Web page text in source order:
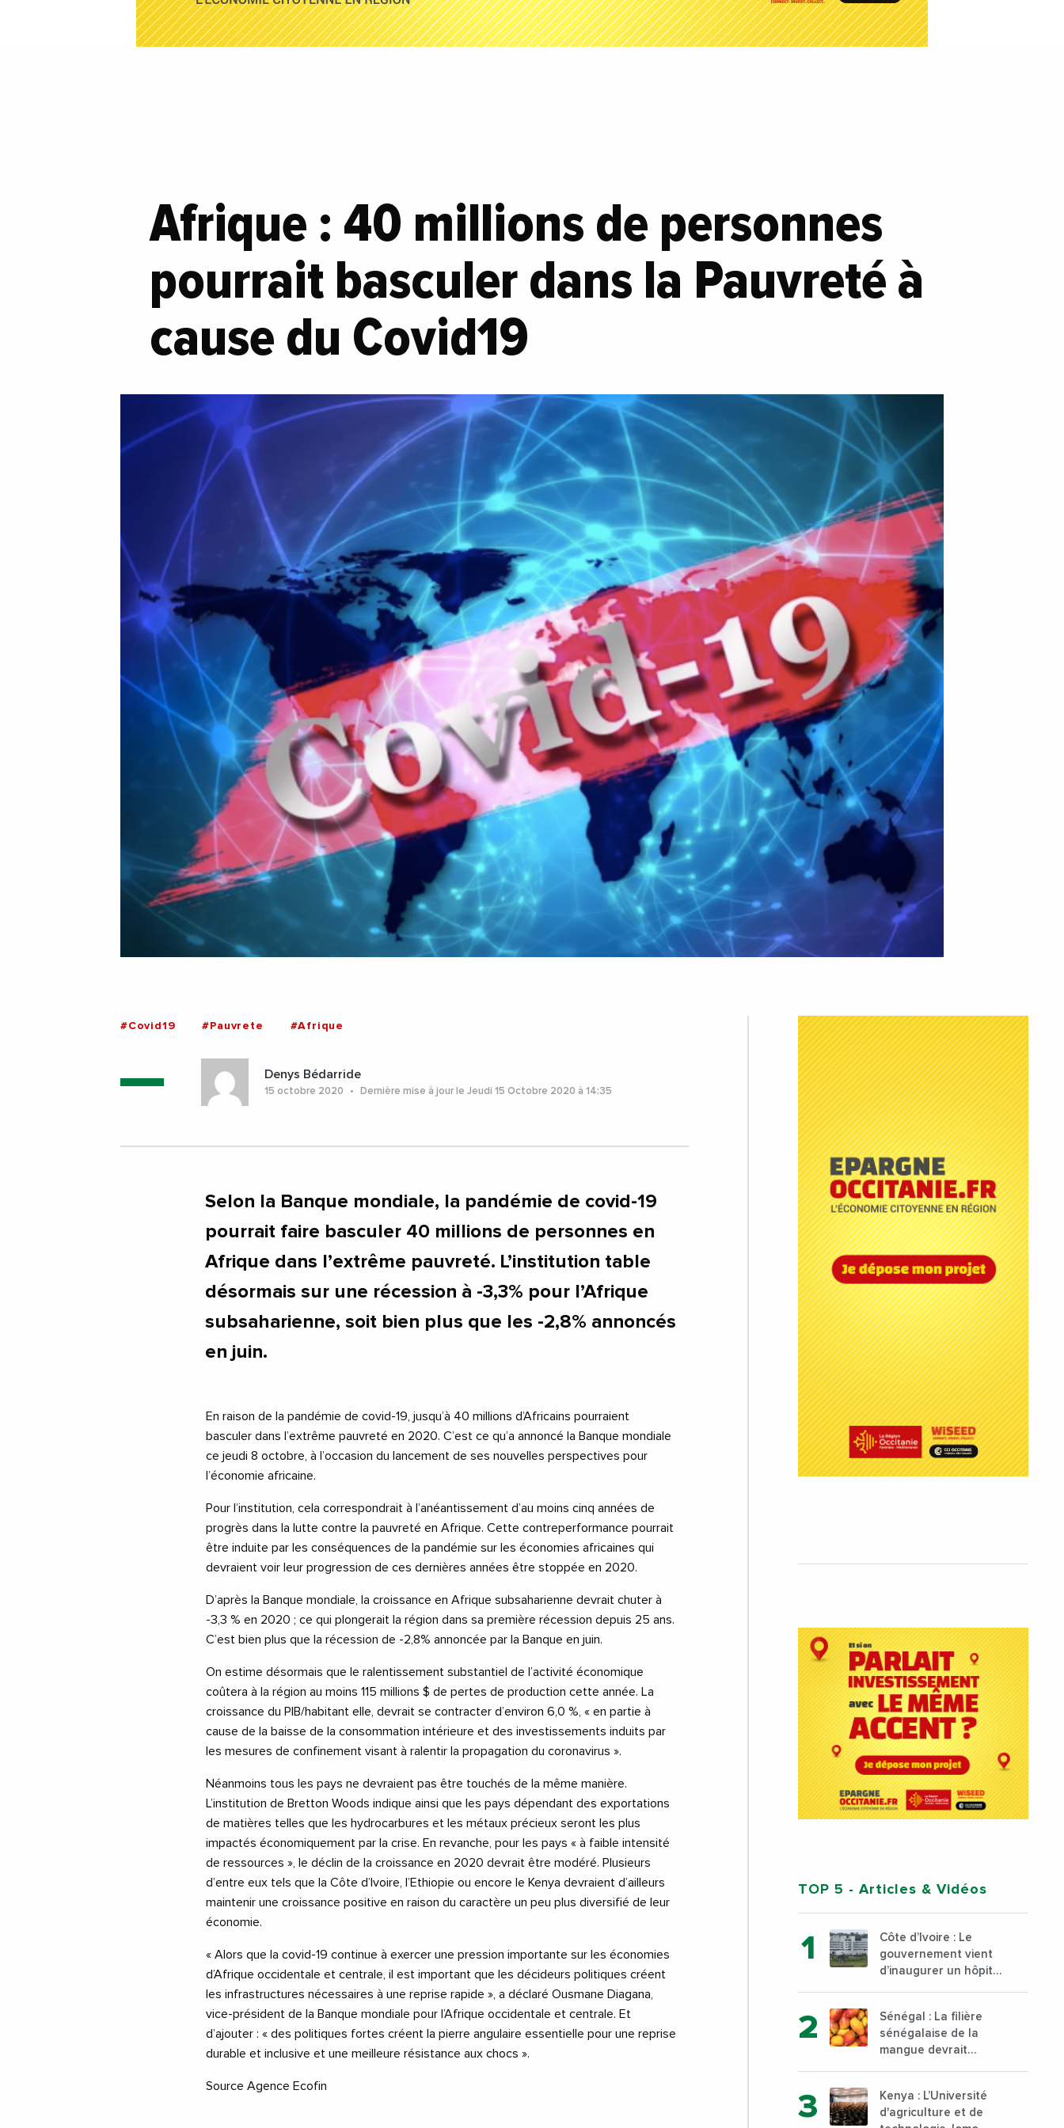
Afrique : 40 millions de personnes
pourrait basculer dans la Pauvreté à
cause du Covid19
#Covid19 #Pauvrete #Afrique
Denys Bédarride
15 octobre 2020 Dernière mise à jour le Jeudi 15 Octobre 2020 à 14:35
Selon la Banque mondiale, la pandémie de covid-19
pourrait faire basculer 40 millions de personnes en
Afrique dans l’extrême pauvreté. L’institution table
désormais sur une récession à -3,3% pour l’Afrique
subsaharienne, soit bien plus que les -2,8% annoncés
en juin.
En raison de la pandémie de covid-19, jusqu’à 40 millions d’Africains pourraient
basculer dans l’extrême pauvreté en 2020. C’est ce qu’a annoncé la Banque mondiale
ce jeudi 8 octobre, à l’occasion du lancement de ses nouvelles perspectives pour
l’économie africaine.
Pour l’institution, cela correspondrait à l’anéantissement d’au moins cinq années de
progrès dans la lutte contre la pauvreté en Afrique. Cette contreperformance pourrait
être induite par les conséquences de la pandémie sur les économies africaines qui
devraient voir leur progression de ces dernières années être stoppée en 2020.
D’après la Banque mondiale, la croissance en Afrique subsaharienne devrait chuter à
-3,3 % en 2020 ; ce qui plongerait la région dans sa première récession depuis 25 ans.
C’est bien plus que la récession de -2,8% annoncée par la Banque en juin.
On estime désormais que le ralentissement substantiel de l’activité économique
coûtera à la région au moins 115 millions $ de pertes de production cette année. La
croissance du PIB/habitant elle, devrait se contracter d’environ 6,0 %, « en partie à
cause de la baisse de la consommation intérieure et des investissements induits par
les mesures de confinement visant à ralentir la propagation du coronavirus ».
Néanmoins tous les pays ne devraient pas être touchés de la même manière.
L’institution de Bretton Woods indique ainsi que les pays dépendant des exportations
de matières telles que les hydrocarbures et les métaux précieux seront les plus
impactés économiquement par la crise. En revanche, pour les pays « à faible intensité
de ressources », le déclin de la croissance en 2020 devrait être modéré. Plusieurs
d’entre eux tels que la Côte d’Ivoire, l’Ethiopie ou encore le Kenya devraient d’ailleurs
maintenir une croissance positive en raison du caractère un peu plus diversifié de leur
économie.
« Alors que la covid-19 continue à exercer une pression importante sur les économies
d’Afrique occidentale et centrale, il est important que les décideurs politiques créent
les infrastructures nécessaires à une reprise rapide », a déclaré Ousmane Diagana,
vice-président de la Banque mondiale pour l’Afrique occidentale et centrale. Et
d’ajouter : « des politiques fortes créent la pierre angulaire essentielle pour une reprise
durable et inclusive et une meilleure résistance aux chocs ».
Source Agence Ecofin
TOP 5 - Articles & Vidéos
Côte d’Ivoire : Le
gouvernement vient
d’inaugurer un hôpital
au sud du pays
Sénégal : La filière
sénégalaise de la
mangue devrait
000 tonnes produites
Kenya : L’Université
d'agriculture et de